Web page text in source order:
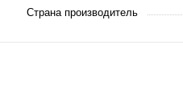
Страна производитель